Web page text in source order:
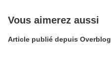
Vous aimerez aussi
Article publié depuis Overblog